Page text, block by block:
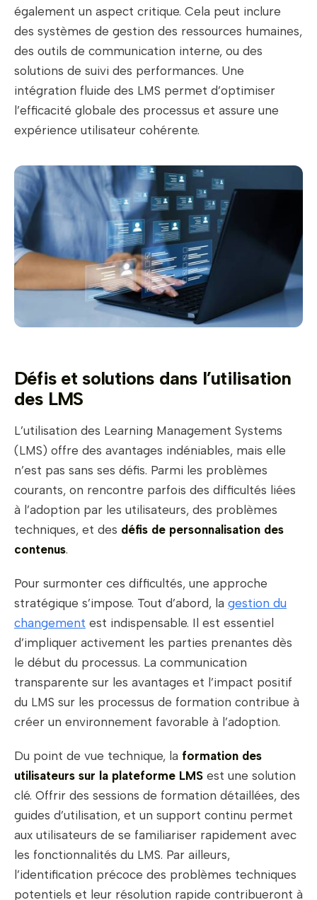
également un aspect critique. Cela peut inclure
des systèmes de gestion des ressources humaines,
des outils de communication interne, ou des
solutions de suivi des performances. Une
intégration fluide des LMS permet d’optimiser
l’efficacité globale des processus et assure une
expérience utilisateur cohérente.
Défis et solutions dans l’utilisation
des LMS
L’utilisation des Learning Management Systems
(LMS) offre des avantages indéniables, mais elle
n’est pas sans ses défis. Parmi les problèmes
courants, on rencontre parfois des difficultés liées
à l’adoption par les utilisateurs, des problèmes
techniques, et des défis de personnalisation des
contenus.
Pour surmonter ces difficultés, une approche
stratégique s’impose. Tout d’abord, la gestion du
changement est indispensable. Il est essentiel
d’impliquer activement les parties prenantes dès
le début du processus. La communication
transparente sur les avantages et l’impact positif
du LMS sur les processus de formation contribue à
créer un environnement favorable à l’adoption.
Du point de vue technique, la formation des
utilisateurs sur la plateforme LMS est une solution
clé. Offrir des sessions de formation détaillées, des
guides d’utilisation, et un support continu permet
aux utilisateurs de se familiariser rapidement avec
les fonctionnalités du LMS. Par ailleurs,
l’identification précoce des problèmes techniques
potentiels et leur résolution rapide contribueront à